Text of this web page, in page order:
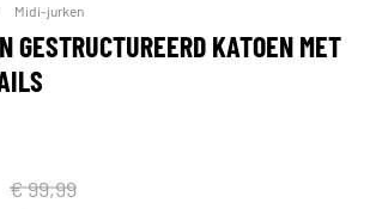
Midi-jurken
GESTRUCTUREERD KATOEN MET
€ 99,99